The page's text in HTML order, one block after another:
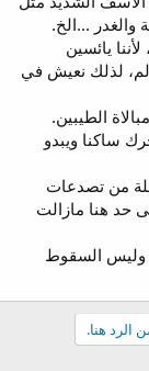
والغدر ...الخ.
يائسين
لذلك نعيش في
الطيبين.
ساكنا ويبدو
من تصدعات
حد هنا مازالت
وليس السقوط
هنا.